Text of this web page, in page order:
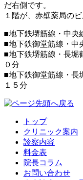
だ右側です。
１階が、赤壁薬局のビ
■地下鉄堺筋線・中
■地下鉄御堂筋線・
■地下鉄堺筋線・長
０分
■地下鉄御堂筋線・
１５分
トップ
クリニック案内
診察内容
料金表
院長コラム
お問い合わせ